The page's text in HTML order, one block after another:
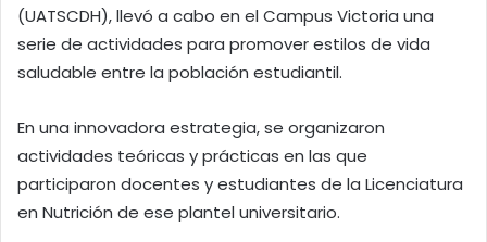
(UATSCDH), llevó a cabo en el Campus Victoria una
serie de actividades para promover estilos de vida
saludable entre la población estudiantil.
En una innovadora estrategia, se organizaron
actividades teóricas y prácticas en las que
participaron docentes y estudiantes de la Licenciatura
en Nutrición de ese plantel universitario.